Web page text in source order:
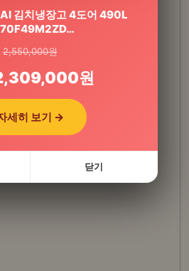
핏 V 활성엽산 임신준비 임산
양 30정, 4개
100,000원
31,900원
세히 보기 →
닫기
김치냉장고 4도어 490L
2,550,000원
원
세히 보기 →
닫기